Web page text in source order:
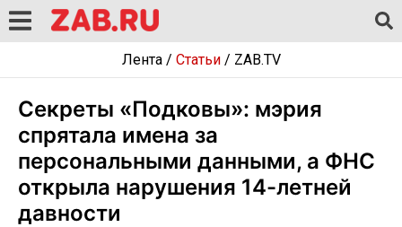
Лента/ Статьи/ ZAB.TV
Секреты «Подковы»: мэрия
спрятала имена за
персональными данными, а ФНС
открыла нарушения 14-летней
давности